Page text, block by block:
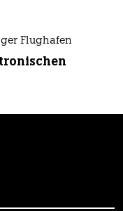
Flughafen